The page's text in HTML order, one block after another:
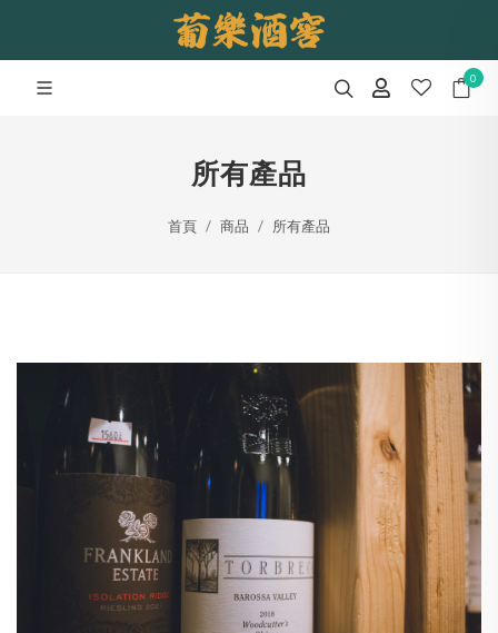
0
所有產品
首頁 商品 所有產品